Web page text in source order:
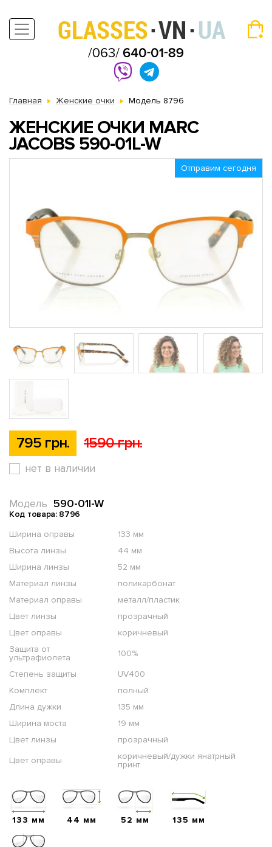
Главная Женские очки Модель 8796
ЖЕНСКИЕ ОЧКИ MARC
JACOBS 590-01L-W
Отправим сегодня
795 грн. 1590 грн.
нет в наличии
590-01l-W
Модель
Код товара: 8796
Ширина оправы
133 мм
Высота линзы
44 мм
Ширина линзы
52 мм
Материал линзы
поликарбонат
Материал оправы
металл/пластик
Цвет линзы
прозрачный
Цвет оправы
коричневый
Защита от
ультрафиолета
100%
Степень защиты
UV400
Комплект
полный
Длина дужки
135 мм
Ширина моста
19 мм
Цвет линзы
прозрачный
Цвет оправы
коричневый/дужки янатрный
принт
133 мм 44 мм 52 мм 135 мм